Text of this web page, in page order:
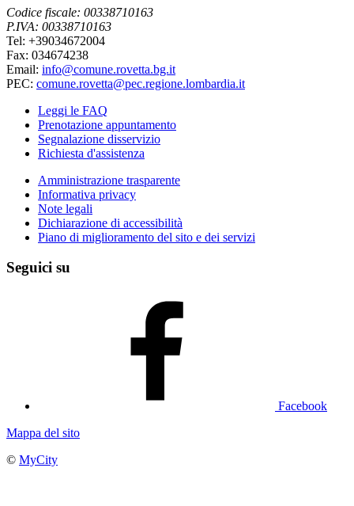
Codice fiscale: 00338710163
P.IVA: 00338710163
Tel: +39034672004
Fax: 034674238
Email: info@comune.rovetta.bg.it
PEC: comune.rovetta@pec.regione.lombardia.it
Leggi le FAQ
Prenotazione appuntamento
Segnalazione disservizio
Richiesta d'assistenza
Amministrazione trasparente
Informativa privacy
Note legali
Dichiarazione di accessibilità
Piano di miglioramento del sito e dei servizi
Seguici su
Facebook
Mappa del sito
© MyCity